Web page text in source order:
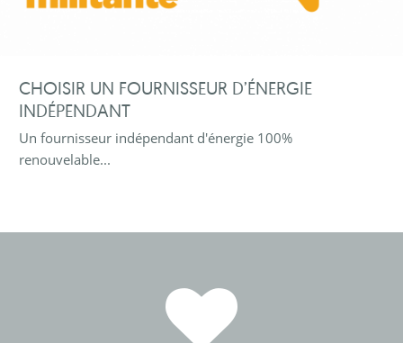
CHOISIR UN FOURNISSEUR D’ÉNERGIE
INDÉPENDANT
Un fournisseur indépendant d'énergie 100%
renouvelable...